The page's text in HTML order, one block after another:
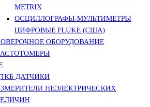
METRIX
ОСЦИЛЛОГРАФЫ-МУЛЬТИМЕТРЫ
ЦИФРОВЫЕ FLUKE (США)
ОБОРУДОВАНИЕ
ДАТЧИКИ
НЕЭЛЕКТРИЧЕСКИХ